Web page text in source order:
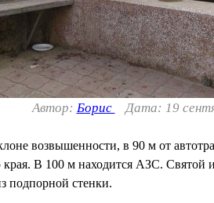
Автор: Борис Дата: 19
возвышенности, в 90 м от
В 100 м находится АЗС. Святой
подпорной стенки.